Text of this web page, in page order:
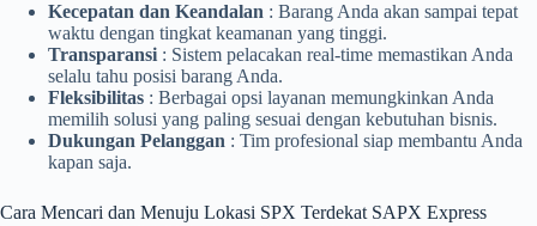
Kecepatan dan Keandalan : Barang Anda akan sampai tepat
waktu dengan tingkat keamanan yang tinggi.
Transparansi : Sistem pelacakan real-time memastikan Anda
selalu tahu posisi barang Anda.
Fleksibilitas : Berbagai opsi layanan memungkinkan Anda
memilih solusi yang paling sesuai dengan kebutuhan bisnis.
Dukungan Pelanggan : Tim profesional siap membantu Anda
kapan saja.
Cara Mencari dan Menuju Lokasi SPX Terdekat SAPX Express